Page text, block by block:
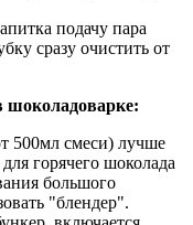
подачу пара
сразу очистить от
шоколадоварке:
500мл смеси) лучше
горячего шоколада
большого
"блендер".